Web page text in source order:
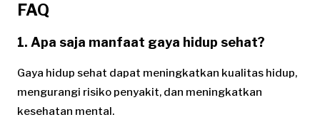
FAQ
1. Apa saja manfaat gaya hidup sehat?
Gaya hidup sehat dapat meningkatkan kualitas hidup,
mengurangi risiko penyakit, dan meningkatkan
kesehatan mental.